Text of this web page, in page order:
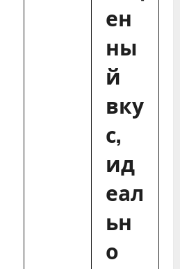
ен
ны
й
вку
с,
ид
еал
ьн
о